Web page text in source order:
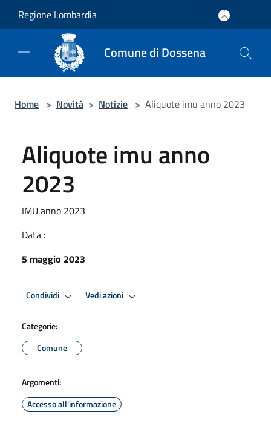
Regione Lombardia
Comune di Dossena
Home > Novità > Notizie > Aliquote imu anno 2023
Aliquote imu anno
2023
IMU anno 2023
Data :
5 maggio 2023
Condividi Vedi azioni
Categorie:
Comune
Argomenti:
Accesso all'informazione